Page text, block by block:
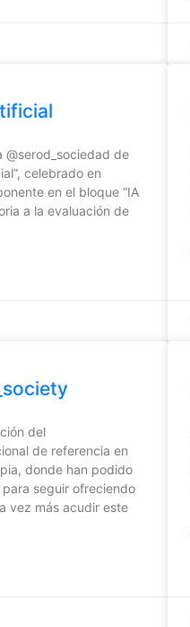
@serod_sociedad de
celebrado en
en el bloque “IA
a la evaluación de
del
de referencia en
donde han podido
seguir ofreciendo
vez más acudir este